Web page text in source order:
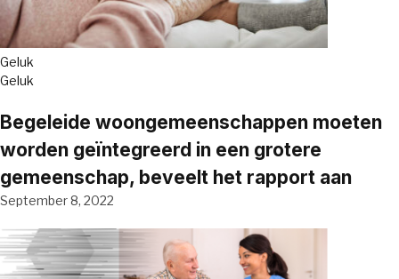
Geluk
Geluk
Begeleide woongemeenschappen moeten
worden geïntegreerd in een grotere
gemeenschap, beveelt het rapport aan
September 8, 2022